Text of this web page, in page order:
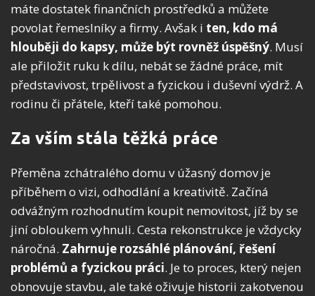
máte dostatek finančních prostředků a můžete
povolat řemeslníky a firmy. Avšak i ten, kdo má
hlouběji do kapsy, může být rovněž úspěšný. Musí
ale přiložit ruku k dílu, nebát se žádné práce, mít
představivost, trpělivost a fyzickou i duševní výdrž. A
rodinu či přátele, kteří také pomohou.
Za vším stála těžká práce
Přeměna zchátralého domu v úžasný domov je
příběhem o vizi, odhodlání a kreativitě. Začíná
odvážným rozhodnutím koupit nemovitost, jíž by se
jiní obloukem vyhnuli. Cesta rekonstrukce je vždycky
náročná. Zahrnuje rozsáhlé plánování, řešení
problémů a fyzickou práci. Je to proces, který nejen
obnovuje stavbu, ale také oživuje historii zakotvenou